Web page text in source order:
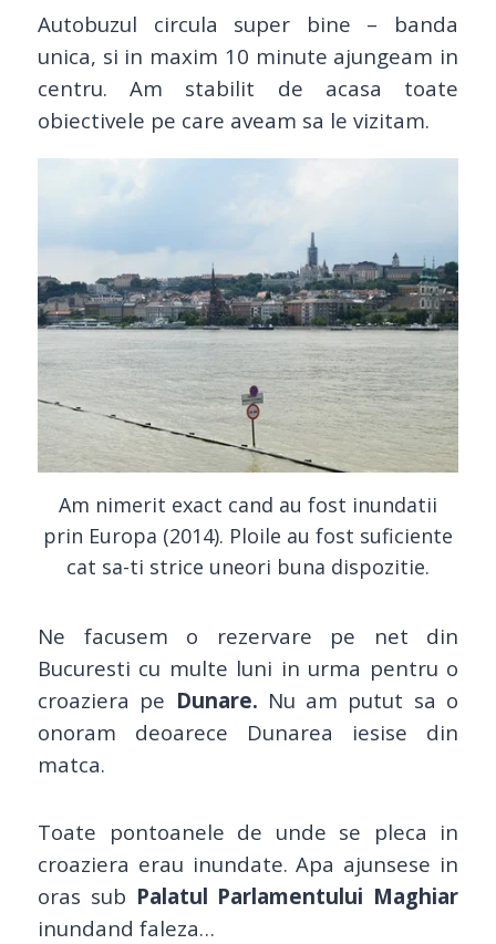
Autobuzul circula super bine – banda
unica, si in maxim 10 minute ajungeam in
centru. Am stabilit de acasa toate
obiectivele pe care aveam sa le vizitam.
Am nimerit exact cand au fost inundatii
prin Europa (2014). Ploile au fost suficiente
cat sa-ti strice uneori buna dispozitie.
Ne facusem o rezervare pe net din
Bucuresti cu multe luni in urma pentru o
croaziera pe Dunare. Nu am putut sa o
onoram deoarece Dunarea iesise din
matca.
Toate pontoanele de unde se pleca in
croaziera erau inundate. Apa ajunsese in
oras sub Palatul Parlamentului Maghiar
inundand faleza…